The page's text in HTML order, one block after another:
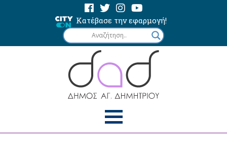
Κατέβασε την εφαρμογή!